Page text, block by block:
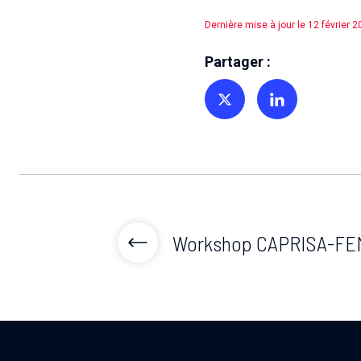
Dernière mise à jour le 12 février
Partager :
Partager sur TwitterPartager sur Linkedin
Workshop CAPRISA-